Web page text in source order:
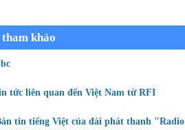
tham khảo
tức liên quan đến Việt Nam từ RFI
tin tiếng Việt của đài phát thanh "Radio